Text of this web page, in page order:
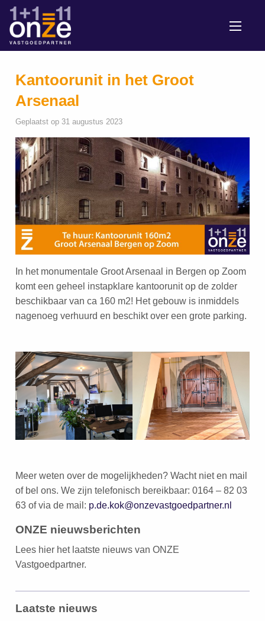
Kantoorunit in het Groot
Arsenaal
Geplaatst op 31 augustus 2023
In het monumentale Groot Arsenaal in Bergen op Zoom
komt een geheel instapklare kantoorunit op de zolder
beschikbaar van ca 160 m2! Het gebouw is inmiddels
nagenoeg verhuurd en beschikt over een grote parking.
Meer weten over de mogelijkheden? Wacht niet en mail
of bel ons. We zijn telefonisch bereikbaar: 0164 – 82 03
63 of via de mail: p.de.kok@onzevastgoedpartner.nl
ONZE nieuwsberichten
Lees hier het laatste nieuws van ONZE
Vastgoedpartner.
Laatste nieuws